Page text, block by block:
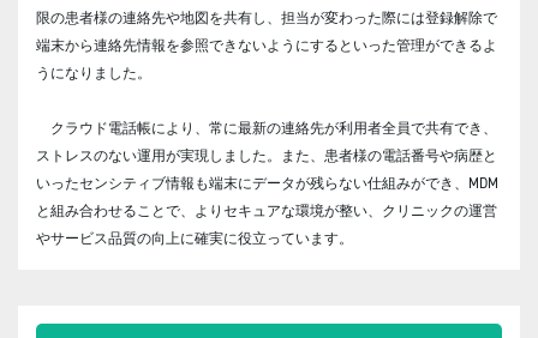
限の患者様の連絡先や地図を共有し、担当が変わった際には登録解除で
端末から連絡先情報を参照できないようにするといった管理ができるよ
うになりました。
クラウド電話帳により、常に最新の連絡先が利用者全員で共有でき、
ストレスのない運用が実現しました。また、患者様の電話番号や病歴と
いったセンシティブ情報も端末にデータが残らない仕組みができ、MDM
と組み合わせることで、よりセキュアな環境が整い、クリニックの運営
やサービス品質の向上に確実に役立っています。